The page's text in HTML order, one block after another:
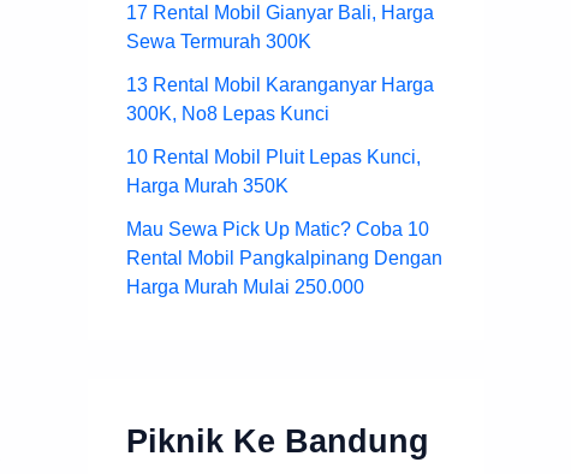
17 Rental Mobil Gianyar Bali, Harga
Sewa Termurah 300K
13 Rental Mobil Karanganyar Harga
300K, No8 Lepas Kunci
10 Rental Mobil Pluit Lepas Kunci,
Harga Murah 350K
Mau Sewa Pick Up Matic? Coba 10
Rental Mobil Pangkalpinang Dengan
Harga Murah Mulai 250.000
Piknik Ke Bandung